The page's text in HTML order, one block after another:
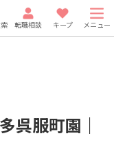
転職相談 キープ メニュー
呉服町園｜